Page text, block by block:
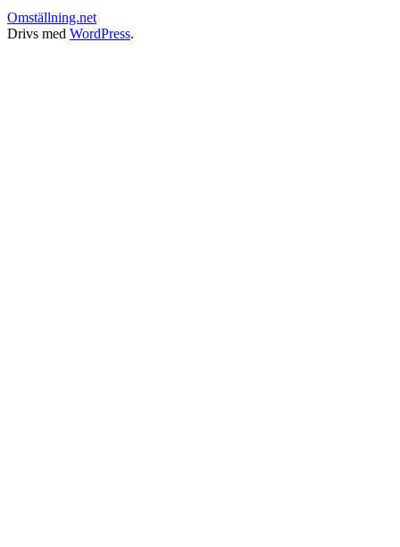
Omställning.net
Drivs med WordPress.